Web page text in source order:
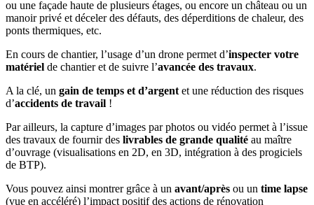
ou une façade haute de plusieurs étages, ou encore un château ou un
manoir privé et déceler des défauts, des déperditions de chaleur, des
ponts thermiques, etc.
En cours de chantier, l’usage d’un drone permet d’inspecter votre
matériel de chantier et de suivre l’avancée des travaux.
A la clé, un gain de temps et d’argent et une réduction des risques
d’accidents de travail !
Par ailleurs, la capture d’images par photos ou vidéo permet à l’issue
des travaux de fournir des livrables de grande qualité au maître
d’ouvrage (visualisations en 2D, en 3D, intégration à des progiciels
de BTP).
Vous pouvez ainsi montrer grâce à un avant/après ou un time lapse
(vue en accéléré) l’impact positif des actions de rénovation